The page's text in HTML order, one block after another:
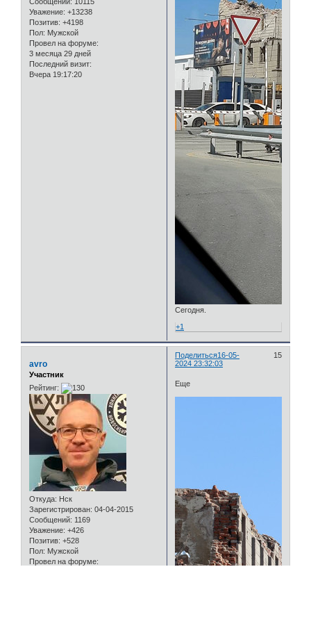
Уважение: +13238
Позитив: +4198
Пол: Мужской
Провел на форуме:
3 месяца 29 дней
Последний визит:
Вчера 19:17:20
Сегодня.
+1
Поделиться 15
16-05-
2024 23:32:03
avro
Участник
Рейтинг:
Откуда: Нск
Зарегистрирован: 04-04-2015
Сообщений: 1169
Уважение: +426
Позитив: +528
Пол: Мужской
Провел на форуме:
Еще